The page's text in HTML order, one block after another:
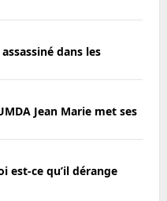
dans les
Jean Marie met ses
est-ce qu’il dérange